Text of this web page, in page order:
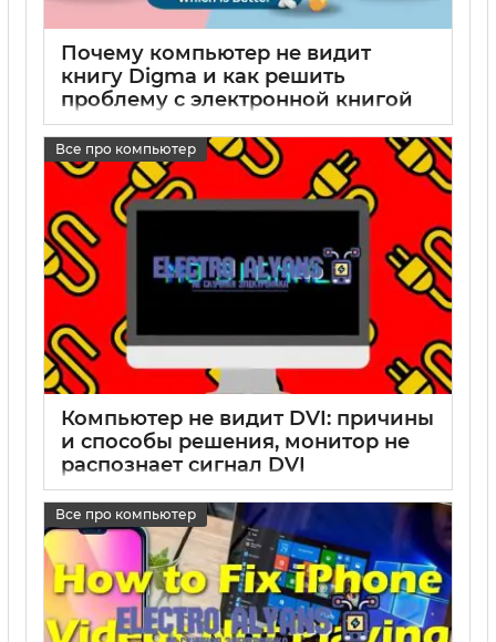
Почему компьютер не видит
книгу Digma и как решить
проблему с электронной книгой
Digma
17 05 2025 0
Все про компьютер
Компьютер не видит DVI: причины
и способы решения, монитор не
распознает сигнал DVI
Все про компьютер